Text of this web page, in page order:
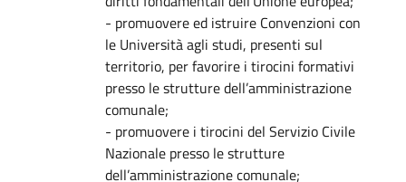
- promuovere ed istruire Convenzioni con
le Università agli studi, presenti sul
territorio, per favorire i tirocini formativi
presso le strutture dell’amministrazione
comunale;
- promuovere i tirocini del Servizio Civile
Nazionale presso le strutture
dell’amministrazione comunale;